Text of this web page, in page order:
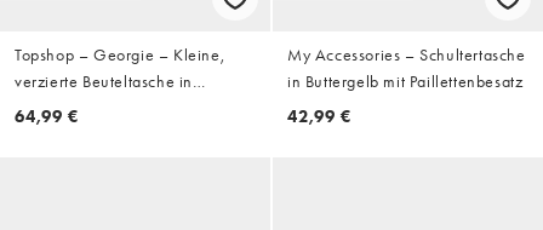
Topshop – Georgie – Kleine,
verzierte Beuteltasche in
Elfenbeinweiß
64,99 €
My Accessories – Schultertasche
in Buttergelb mit Paillettenbesatz
42,99 €